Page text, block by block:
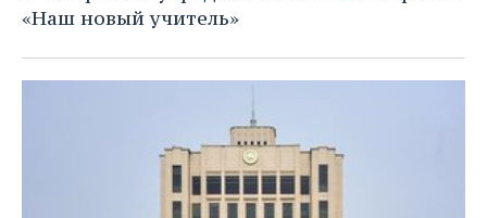
«Наш новый учитель»